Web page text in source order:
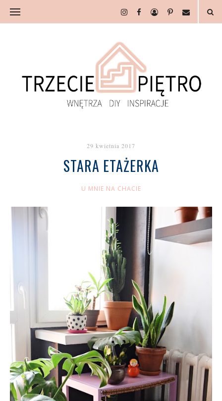
29 kwietnia 2017
STARA ETAŻERKA
U MNIE NA CHACIE